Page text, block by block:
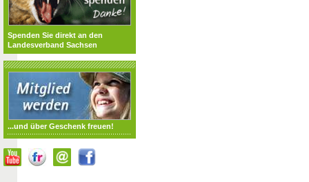
Spenden Sie direkt an den
Landesverband Sachsen
...und über Geschenk freuen!